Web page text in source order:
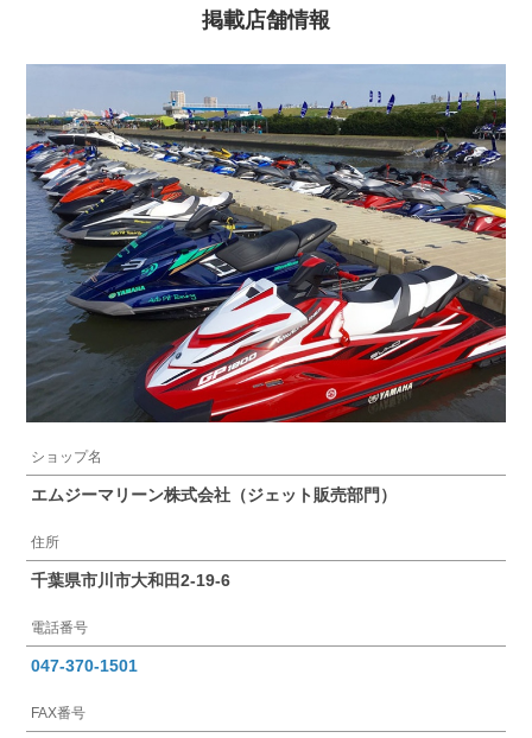
掲載店舗情報
ショップ名
エムジーマリーン株式会社（ジェット販売部門）
住所
千葉県市川市大和田2-19-6
電話番号
047-370-1501
FAX番号